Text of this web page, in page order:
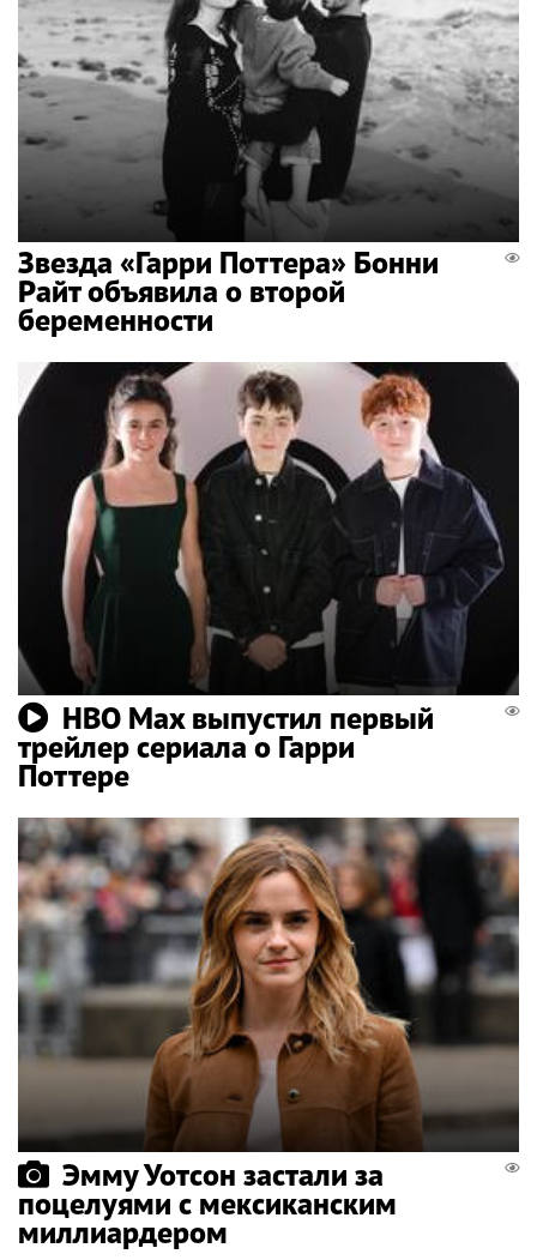
Звезда «Гарри Поттера» Бонни
Райт объявила о второй
беременности
HBO Max выпустил первый
трейлер сериала о Гарри
Поттере
Эмму Уотсон застали за
поцелуями с мексиканским
миллиардером